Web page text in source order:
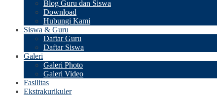
Blog Guru dan Siswa
Download
Hubungi Kami
Siswa & Guru
Daftar Guru
Daftar Siswa
Galeri
Galeri Photo
Galeri Video
Fasilitas
Ekstrakurikuler